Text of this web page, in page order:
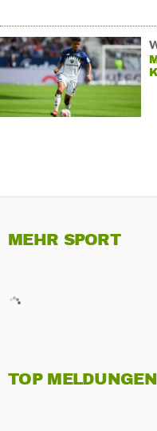
MEHR SPORT
TOP MELDUNGEN